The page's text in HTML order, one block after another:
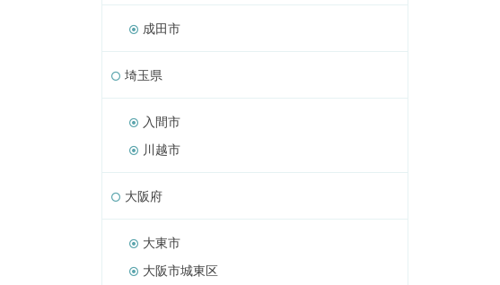
成田市
埼玉県
入間市
川越市
大阪府
大東市
大阪市城東区